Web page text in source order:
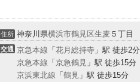
住所 神奈川県横浜市鶴見区生麦 ５丁目
交通 京急本線 「 花月総持寺 」駅 徒歩2分
京急本線 「 京急鶴見 」駅 徒歩15分
京浜東北線 「 鶴見 」駅 徒歩15分